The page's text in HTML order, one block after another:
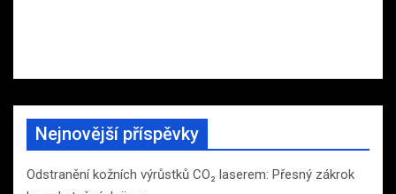
Nejnovější příspěvky
Odstranění kožních výrůstků CO₂ laserem: Přesný zákrok